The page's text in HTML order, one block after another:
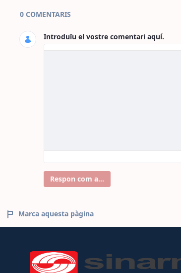
Comentaris de la pàgina
0 COMENTARIS
Introduïu el vostre comentari aquí.
Respon com a...
Marca aquesta pàgina